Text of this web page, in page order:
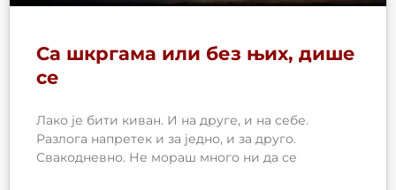
Са шкргама или без њих, дише
се
Лако је бити киван. И на друге, и на себе.
Разлога напретек и за једно, и за друго.
Свакодневно. Не мораш много ни да се